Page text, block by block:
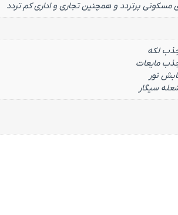
جذب لکه
جذب مایعات
نور
سیگار